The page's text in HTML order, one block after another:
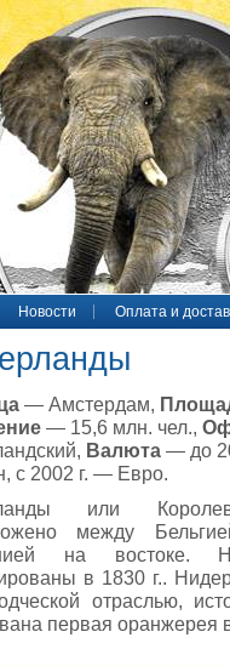
Новости Оплата и
— Амстердам,
— 15,6 млн. чел.,
Валюта — до
с 2002 г. — Евро.
или
между
на востоке.
в 1830 г..
отраслью,
первая оранжерея